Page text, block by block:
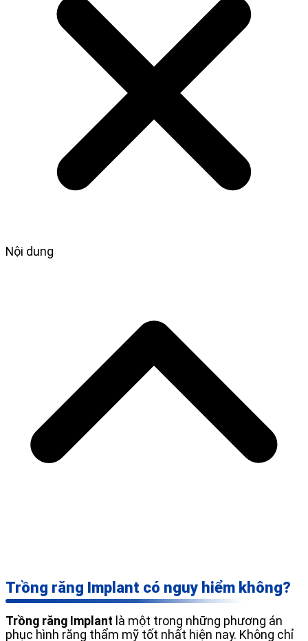
Nội dung
Trồng răng Implant có nguy hiểm không?
Trồng răng Implant là một trong những phương án
phục hình răng thẩm mỹ tốt nhất hiện nay. Không chỉ